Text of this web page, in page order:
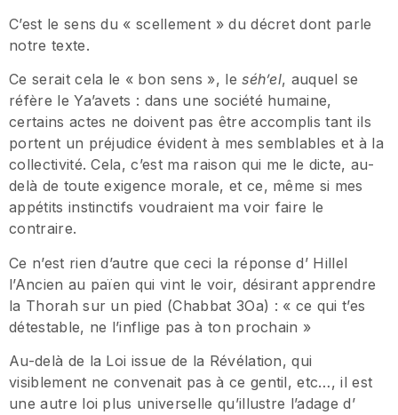
C’est le sens du « scellement » du décret dont parle
notre texte.
Ce serait cela le « bon sens », leséh’el, auquel se
réfère le Ya’avets : dans une société humaine,
certains actes ne doivent pas être accomplis tant ils
portent un préjudice évident à mes semblables et à la
collectivité. Cela, c’est ma raison qui me le dicte, au-
delà de toute exigence morale, et ce, même si mes
appétits instinctifs voudraient ma voir faire le
contraire.
Ce n’est rien d’autre que ceci la réponse d’ Hillel
l’Ancien au païen qui vint le voir, désirant apprendre
la Thorah sur un pied (Chabbat 3Oa) : « ce qui t’es
détestable, ne l’inflige pas à ton prochain »
Au-delà de la Loi issue de la Révélation, qui
visiblement ne convenait pas à ce gentil, etc…, il est
une autre loi plus universelle qu’illustre l’adage d’